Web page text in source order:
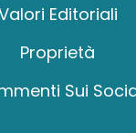
Editoriali
Proprietà
Sui